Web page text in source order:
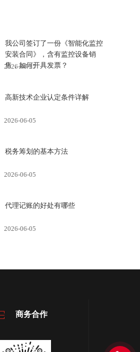
我公司签订了一份《智能化监控
安装合同》，含有监控设备销
售，如何开具发票？
2026-06-25
高新技术企业认定条件详解
2026-06-05
税务筹划的基本方法
2026-06-05
代理记账的好处有哪些
2026-06-05
商务合作